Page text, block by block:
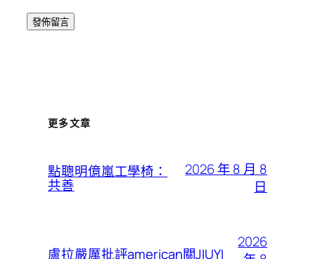
更多文章
點聰明億嵐工學椅：
共善
2026 年 8 月 8
日
盧拉嚴厲批評american關JIUYI
2026